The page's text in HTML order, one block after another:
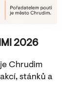
2026
Chrudim
stánků a